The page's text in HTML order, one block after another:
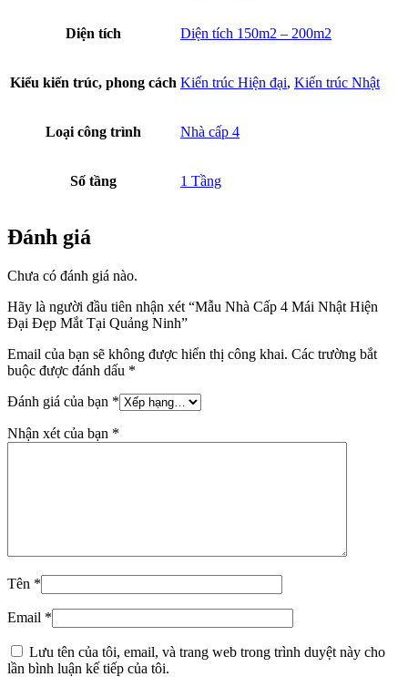
Diện tích Diện tích 150m2 – 200m2
Kiểu kiến trúc, phong cách Kiến trúc Hiện đại, Kiến trúc Nhật
Loại công trình Nhà cấp 4
Số tầng 1 Tầng
Đánh giá
Chưa có đánh giá nào.
Hãy là người đầu tiên nhận xét “Mẫu Nhà Cấp 4 Mái Nhật Hiện
Đại Đẹp Mắt Tại Quảng Ninh”
Email của bạn sẽ không được hiển thị công khai. Các trường bắt
buộc được đánh dấu *
Đánh giá của bạn *
Nhận xét của bạn *
Tên *
Email *
Lưu tên của tôi, email, và trang web trong trình duyệt này cho
lần bình luận kế tiếp của tôi.